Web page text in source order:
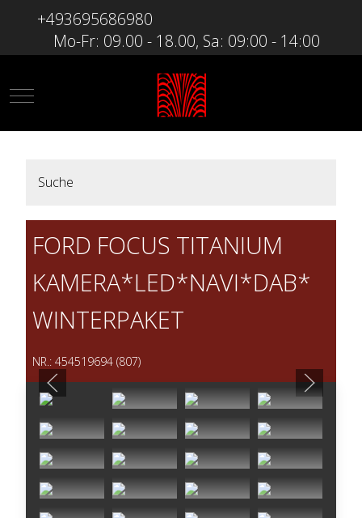
+493695686980
Mo-Fr: 09.00 - 18.00, Sa: 09:00 - 14:00
Mobile Menu Toggle
Suche
FORD FOCUS TITANIUM
KAMERA*LED*NAVI*DAB*
WINTERPAKET
NR.: 454519694 (807)